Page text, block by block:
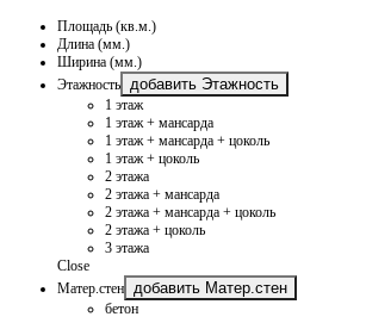
Площадь (кв.м.)
Длина (мм.)
Ширина (мм.)
Этажность
добавить Этажность
1 этаж
1 этаж + мансарда
1 этаж + мансарда + цоколь
1 этаж + цоколь
2 этажа
2 этажа + мансарда
2 этажа + мансарда + цоколь
2 этажа + цоколь
3 этажа
Close
Матер.стен
добавить Матер.стен
бетон